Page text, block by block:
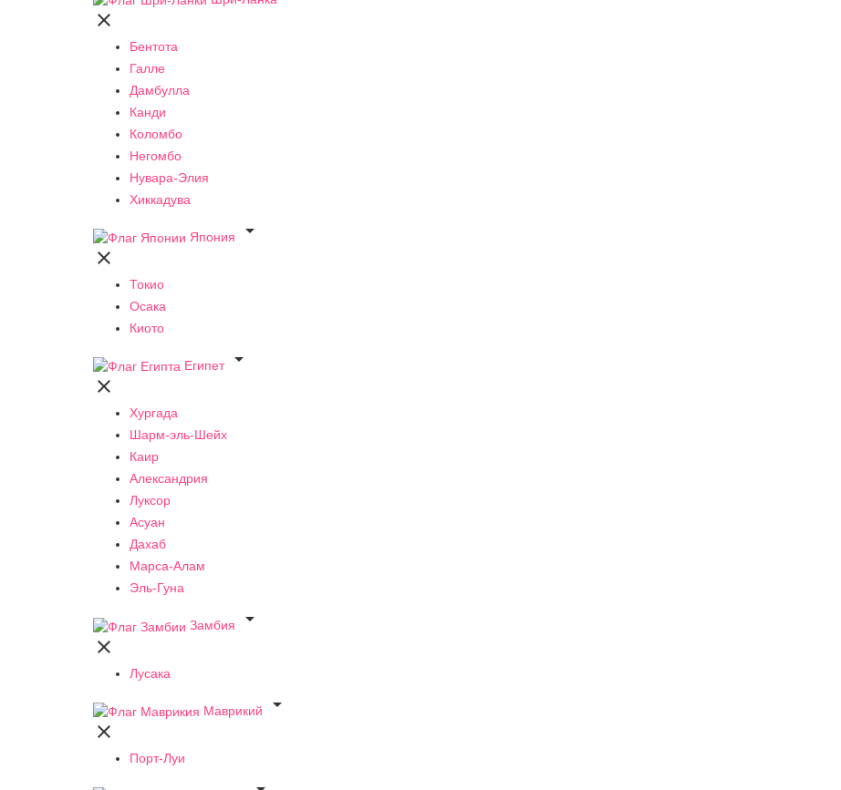

Бентота
Галле
Дамбулла
Канди
Коломбо
Негомбо
Нувара-Элия
Хиккадува
Япония


Токио
Осака
Киото
Египет


Хургада
Шарм-эль-Шейх
Каир
Александрия
Луксор
Асуан
Дахаб
Марса-Алам
Эль-Гуна
Замбия


Лусака
Маврикий


Порт-Луи